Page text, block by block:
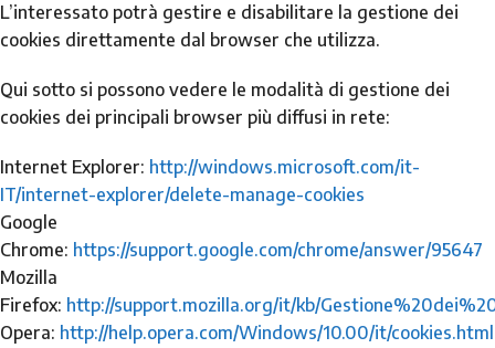
L’interessato potrà gestire e disabilitare la gestione dei
cookies direttamente dal browser che utilizza.
Qui sotto si possono vedere le modalità di gestione dei
cookies dei principali browser più diffusi in rete:
Internet Explorer: http://windows.microsoft.com/it-
IT/internet-explorer/delete-manage-cookies
Google
Chrome: https://support.google.com/chrome/answer/95647
Mozilla
Firefox: http://support.mozilla.org/it/kb/
Opera: http://help.opera.com/Windows/10.00/it/cookies.html